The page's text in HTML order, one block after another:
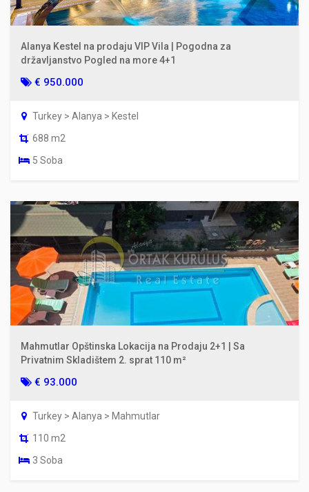
Alanya Kestel na prodaju VIP Vila | Pogodna za
državljanstvo Pogled na more 4+1
€ 950.000
Turkey > Alanya > Kestel
688 m2
5 Soba
Mahmutlar Opštinska Lokacija na Prodaju 2+1 | Sa
Privatnim Skladištem 2. sprat 110 m²
€ 93.000
Turkey > Alanya > Mahmutlar
110 m2
3 Soba